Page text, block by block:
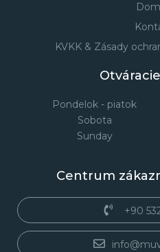
KVKK & Zásady
Pondelok - piatok
Sobota
Sunday
Centrum
+90